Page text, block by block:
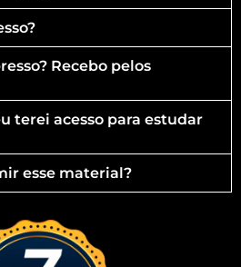
Recebo pelos
terei acesso para estudar
esse material?